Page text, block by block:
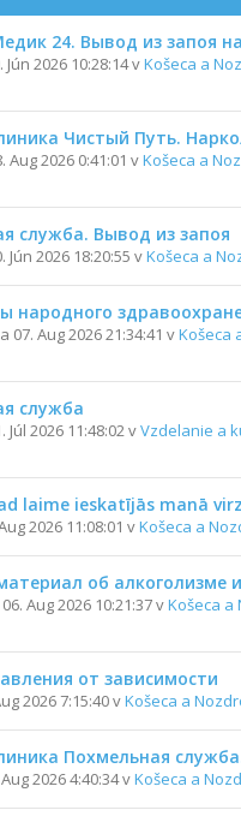
24. Вывод из запоя
Jún 2026 10:28:14 vKošeca a
Чистый Путь.
Aug 2026 0:41:01 vKošeca a
служба. Вывод из запоя
Jún 2026 18:20:55 vKošeca a
народного
07. Aug 2026 21:34:41 vKošeca
служба
Júl 2026 11:48:02 vVzdelanie a
laime ieskatījās manā
2026 11:08:01 vKošeca a
об алкоголизме
Aug 2026 10:21:37 vKošeca a
от зависимости
2026 7:15:40 vKošeca a
Похмельная
2026 4:40:34 vKošeca a